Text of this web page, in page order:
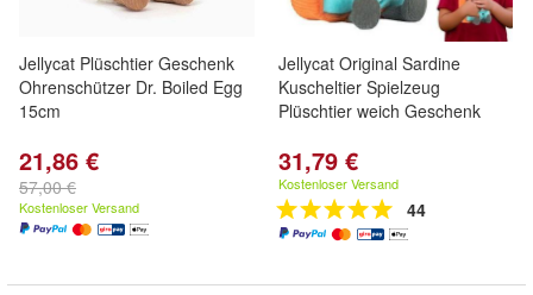
Jellycat Plüschtier Geschenk
Ohrenschützer Dr. Boiled Egg
15cm
21,86 €
57,00 €
Kostenloser Versand
Jellycat Original Sardine
Kuscheltier Spielzeug
Plüschtier weich Geschenk
31,79 €
Kostenloser Versand
44